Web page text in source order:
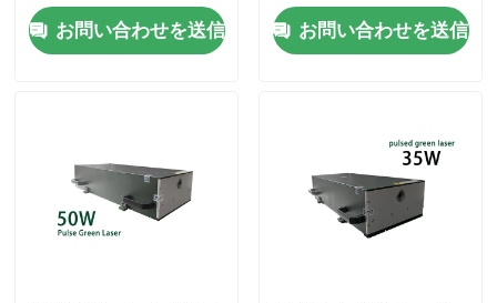
家
動画
お問い合わせを送信
お問い合わせを送信